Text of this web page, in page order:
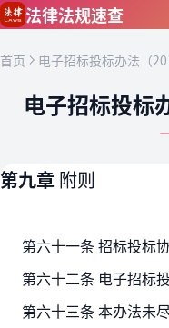
跳到主要内容
法律法规速查
首页 电子招标投标办法（
电子招标投标
第九章 附则